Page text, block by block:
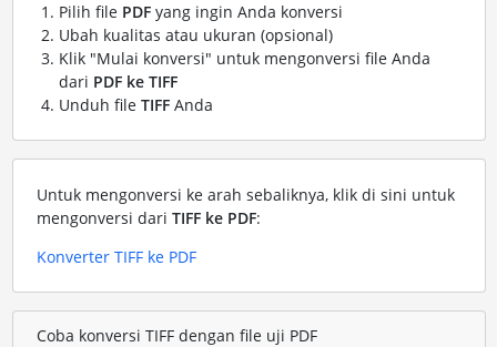
Pilih file PDFyang ingin Anda konversi
Ubah kualitas atau ukuran (opsional)
Klik "Mulai konversi" untuk mengonversi file Anda
dari PDF ke TIFF
Unduh file TIFFAnda
Untuk mengonversi ke arah sebaliknya, klik di sini untuk
mengonversi dari TIFF ke PDF:
Konverter TIFF ke PDF
Coba konversi TIFF dengan file uji PDF